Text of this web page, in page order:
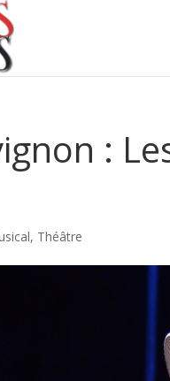
:
, Théâtre